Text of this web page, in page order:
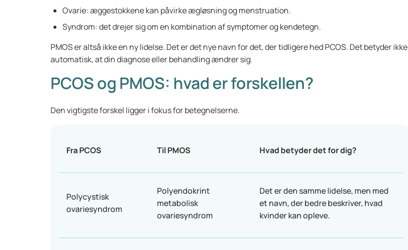
Ovarie: æggestokkene kan påvirke ægløsning og menstruation.
Syndrom: det drejer sig om en kombination af symptomer og kendetegn.
PMOS er altså ikke en ny lidelse. Det er det nye navn for det, der tidligere hed PCOS. Det betyder ikke
automatisk, at din diagnose eller behandling ændrer sig.
PCOS og PMOS: hvad er forskellen?
Den vigtigste forskel ligger i fokus for betegnelserne.
Fra PCOS Til PMOS Hvad betyder det for dig?
Polycystisk
ovariesyndrom
Polyendokrint
metabolisk
ovariesyndrom
Det er den samme lidelse, men med
et navn, der bedre beskriver, hvad
kvinder kan opleve.